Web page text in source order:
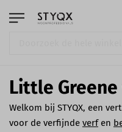
Little
Welkom bij STYQX, een
voor de verfijnde verfen